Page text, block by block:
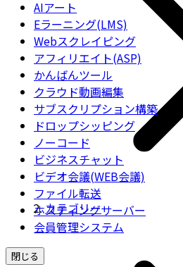
AIアート
Eラーニング(LMS)
Webスクレイピング
アフィリエイト(ASP)
かんばんツール
クラウド動画編集
サブスクリプション構築
ドロップシッピング
ノーコード
ビジネスチャット
ビデオ会議(WEB会議)
ファイル転送
ホスティングサーバー
会員管理システム
閉じる
カテゴリー